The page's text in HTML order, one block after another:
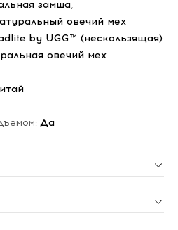
замша,
овечий мех
by UGG™ (нескользящая)
овечий мех
Да